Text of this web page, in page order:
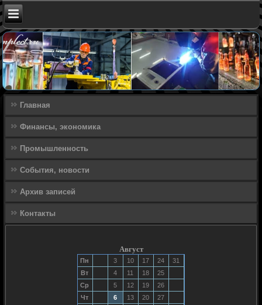
Главная
Финансы, экономика
Промышленность
События, новости
Архив записей
Контакты
Август
Пн 3 10 17 24
31
Вт
4 11 18
25
Ср
5 12 19
26
Чт
6 13 20
27